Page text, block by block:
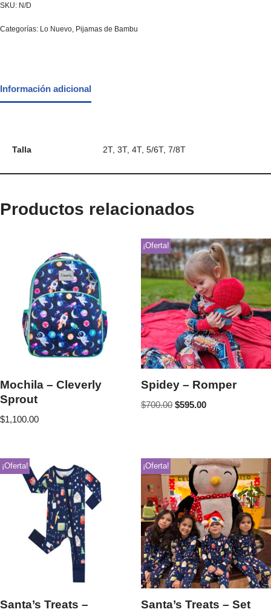
SKU: N/D
Categorías: Lo Nuevo Pijamas de Bambu
Información adicional
Talla 2T, 3T, 4T, 5/6T, 7/8T
Productos relacionados
Mochila – Cleverly
Sprout
$1,100.00
¡Oferta!
Spidey – Romper
$700.00 $595.00
¡Oferta!
Santa’s Treats –
¡Oferta!
Santa’s Treats – Set